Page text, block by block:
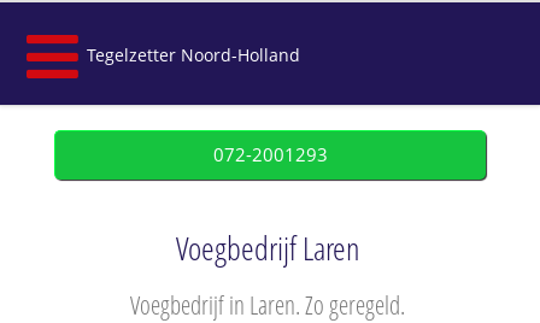
Tegelzetter Noord-Holland
072-2001293
Voegbedrijf Laren
Voegbedrijf in Laren. Zo geregeld.